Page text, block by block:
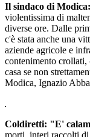
Il sindaco di
violentissima di
diverse ore. Dalle
c'è stata anche una
aziende agricole e
contenimento crollati,
casa se non
Modica, Ignazio
Coldiretti: "E'
morti, interi raccolti di